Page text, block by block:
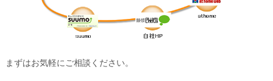
まずはお気軽にご相談ください。